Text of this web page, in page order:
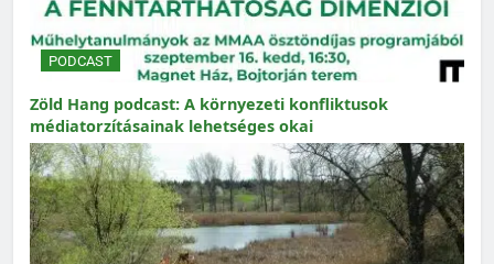
PODCAST
Zöld Hang podcast: A környezeti konfliktusok
médiatorzításainak lehetséges okai